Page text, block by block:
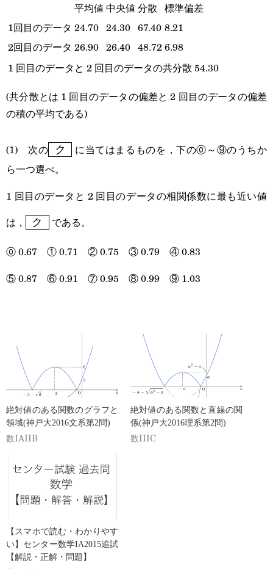
平均値 中央値 分散 標準偏差
1回目のデータ 24.70 24.30 67.40 8.21
2回目のデータ 26.90 26.40 48.72 6.98
1 回目のデータと 2 回目のデータの共分散 54.30
(共分散とは 1 回目のデータの偏差と 2 回目のデータの偏差
の積の平均である)
(1) 次の\boxed{\text{
ク }}
ク
に当てはまるものを，下の⓪～⑨のうちか
ら一つ選べ。
1 回目のデータと 2 回目のデータの相関係数に最も近い値
は， \boxed{\text{
ク である。
⓪ 0.67 ① 0.71 ② 0.75 ③ 0.79 ④ 0.83
⑤ 0.87 ⑥ 0.91 ⑦ 0.95 ⑧ 0.99 ⑨ 1.03
絶対値のある関数のグラフと
領域(神戸大2016文系第2問)
数IAIIB
絶対値のある関数と直線の関
係(神戸大2016理系第2問)
数IIIC
【スマホで読む・わかりやす
い】センター数学IA2015追試
【解説・正解・問題】